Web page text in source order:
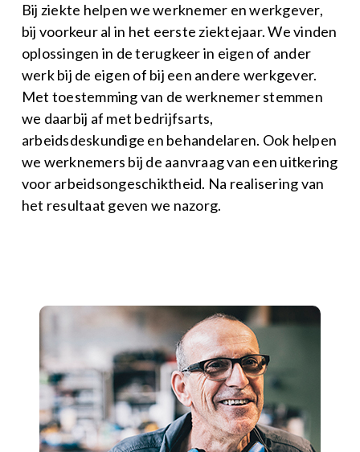
Bij ziekte helpen we werknemer en werkgever,
bij voorkeur al in het eerste ziektejaar. We vinden
oplossingen in de terugkeer in eigen of ander
werk bij de eigen of bij een andere werkgever.
Met toestemming van de werknemer stemmen
we daarbij af met bedrijfsarts,
arbeidsdeskundige en behandelaren. Ook helpen
we werknemers bij de aanvraag van een uitkering
voor arbeidsongeschiktheid. Na realisering van
het resultaat geven we nazorg.